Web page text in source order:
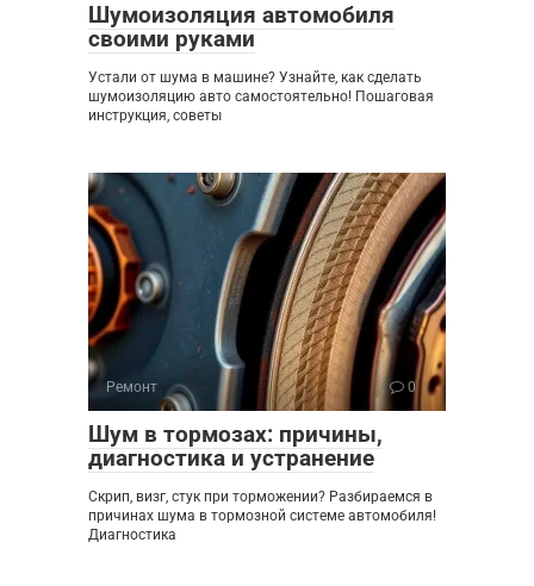
Шумоизоляция автомобиля
своими руками
Устали от шума в машине? Узнайте, как сделать
шумоизоляцию авто самостоятельно! Пошаговая
инструкция, советы
Ремонт 0
Шум в тормозах: причины,
диагностика и устранение
Скрип, визг, стук при торможении? Разбираемся в
причинах шума в тормозной системе автомобиля!
Диагностика